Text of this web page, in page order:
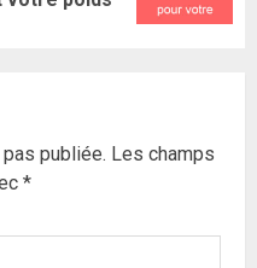
publiée. Les champs
*